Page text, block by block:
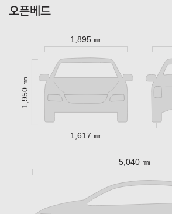
오픈베드
1,895 ㎜
1,950 ㎜
1,617 ㎜
5,040 ㎜